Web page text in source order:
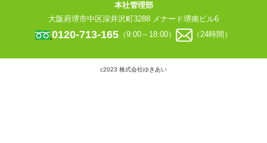
本社管理部
大阪府堺市中区深井沢町3288 メナード堺南ビル6
0120-713-165 （9:00～18:00） （24時間）
c2023 株式会社ゆきあい